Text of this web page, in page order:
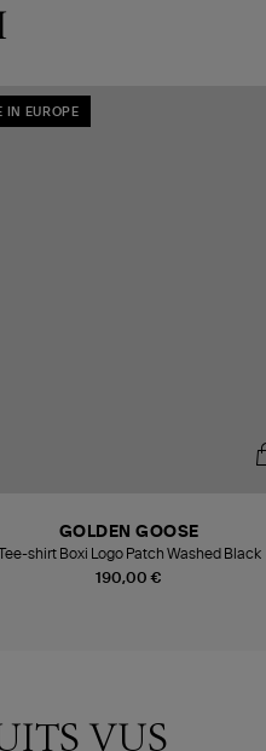
IN EUROPE
190,00 €
GOLDEN GOOSE
shirt Boxi Logo Patch Washed Black
VUS